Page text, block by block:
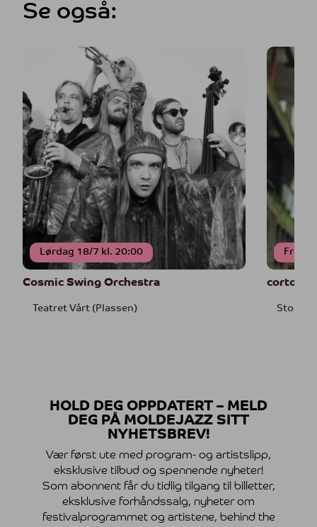
Se også:
Lørdag 18/7 kl. 20:00
Cosmic Swing Orchestra
Teatret Vårt (Plassen)
HOLD DEG OPPDATERT – MELD
DEG PÅ MOLDEJAZZ SITT
NYHETSBREV!
Vær først ute med program- og artistslipp,
eksklusive tilbud og spennende nyheter!
Som abonnent får du tidlig tilgang til billetter,
eksklusive forhåndssalg, nyheter om
festivalprogrammet og artistene, behind the